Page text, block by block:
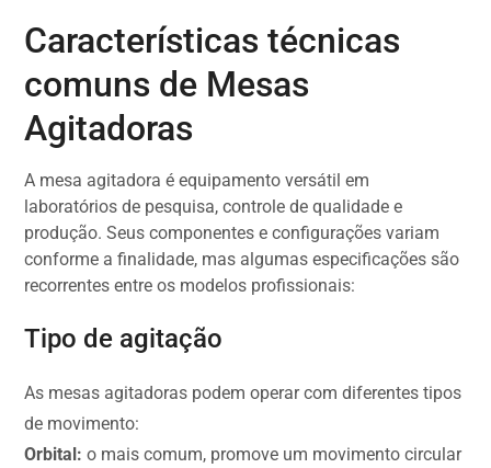
Características técnicas
comuns de Mesas
Agitadoras
A mesa agitadora é equipamento versátil em
laboratórios de pesquisa, controle de qualidade e
produção. Seus componentes e configurações variam
conforme a finalidade, mas algumas especificações são
recorrentes entre os modelos profissionais:
Tipo de agitação
As mesas agitadoras podem operar com diferentes tipos
de movimento:
Orbital: o mais comum, promove um movimento circular